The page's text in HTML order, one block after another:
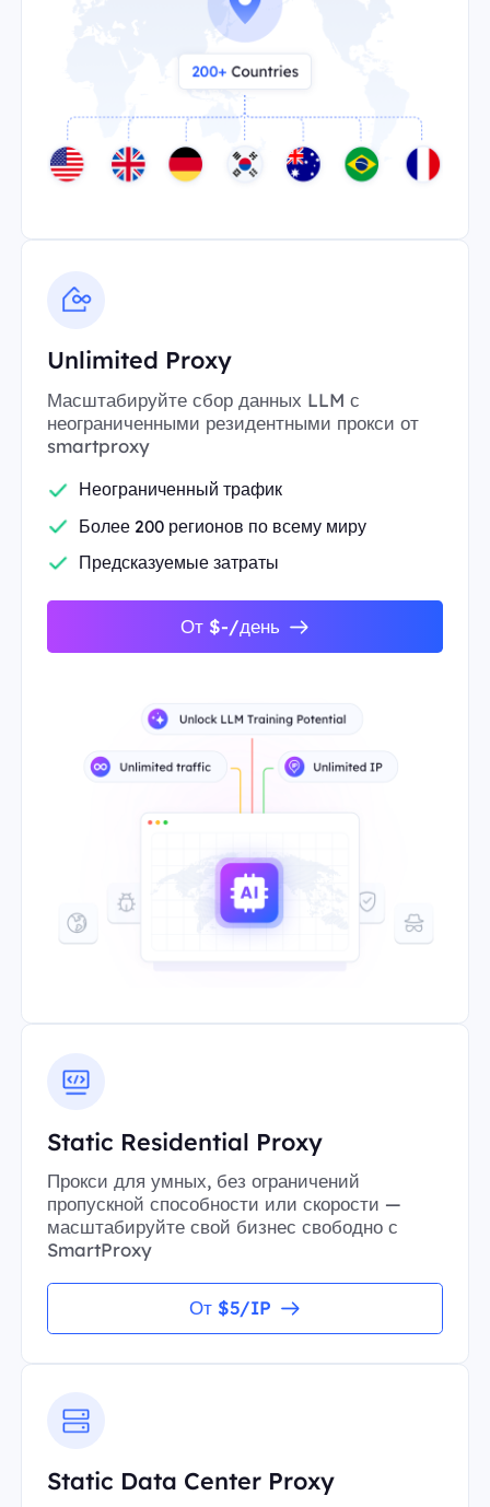
Unlimited Proxy
Масштабируйте сбор данных LLM с
неограниченными резидентными прокси от
smartproxy
Неограниченный трафик
Более 200 регионов по всему миру
Предсказуемые затраты
От $-/день
Static Residential Proxy
Прокси для умных, без ограничений
пропускной способности или скорости —
масштабируйте свой бизнес свободно с
SmartProxy
От $5/IP
Static Data Center Proxy